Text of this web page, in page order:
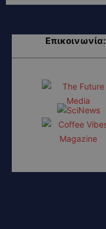
Επικοινωνία: